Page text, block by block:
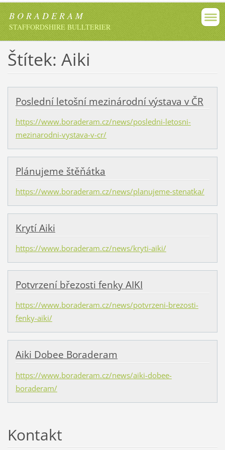
B O R A D E R A M
STAFFORDSHIRE BULLTERIER
Štítek: Aiki
Poslední letošní mezinárodní výstava v ČR
https://www.boraderam.cz/news/posledni-letosni-
mezinarodni-vystava-v-cr/
Plánujeme štěňátka
https://www.boraderam.cz/news/planujeme-stenatka/
Krytí Aiki
https://www.boraderam.cz/news/kryti-aiki/
Potvrzení březosti fenky AIKI
https://www.boraderam.cz/news/potvrzeni-brezosti-
fenky-aiki/
Aiki Dobee Boraderam
https://www.boraderam.cz/news/aiki-dobee-
boraderam/
Kontakt